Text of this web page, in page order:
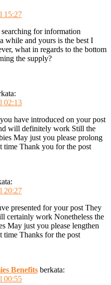
15:27
for information
while and yours is the best I
what in regards to the bottom
the supply?
02:13
have introduced on your post
will definitely work Still the
May just you please prolong
time Thank you for the post
20:27
presented for your post They
certainly work Nonetheless the
May just you please lengthen
time Thanks for the post
Benefits berkata:
00:55